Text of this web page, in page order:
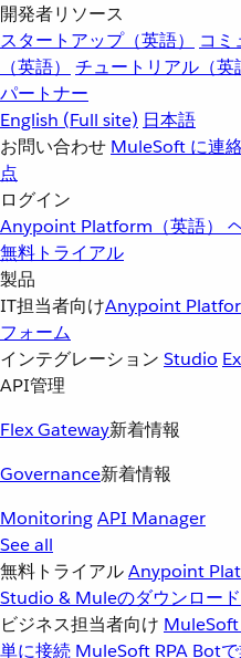
開発者リソース
スタートアップ（英語）
コミ
（英語）
チュートリアル（英
パートナー
English (Full site) 日本語
お問い合わせ MuleSoft に連
点
ログイン
Anypoint Platform（英語）
無料トライアル
製品
IT担当者向けAnypoint
フォーム
インテグレーション Studio
API管理
Flex Gateway新着情報
Governance新着情報
MonitoringAPI Manager
See all
無料トライアルAnypoint
Studio & Muleのダウンロード
ビジネス担当者向け
単に接続 MuleSoft RPA Bot